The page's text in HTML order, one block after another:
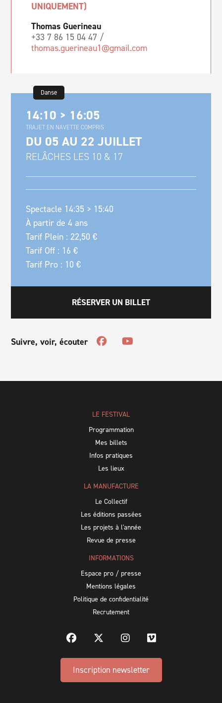
UNIQUEMENT)
Thomas Guerineau
+33 7 86 15 04 47 /
thomas.guerineau1@gmail.com
Danse
14:10 > 16:05
TRAJET EN NAVETTE COMPRIS
DU 05 AU 22 JUILLET
RELÂCHES LES 10 & 17
Spectacle 14:35 > 15:40
À partir de 4 ans
Tarif Plein : 22,50 €
Tarif Off : 16 €
Tarif Pro : 10 €
RÉSERVER UN BILLET
Suivre, voir, écouter
LE FESTIVAL
Programmation
Mes billets
Infos pratiques
Les lieux
LA MANUFACTURE
Le Collectif
Les éditions passées
Les projets à l'année
Revue de presse
INFORMATIONS
Espace pro / presse
Mentions légales
Politique de confidentialité
Recrutement
Inscription newsletter